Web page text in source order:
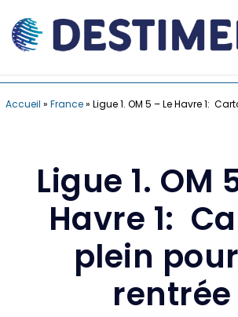
Accueil » France» Ligue 1. OM 5 – Le Havre 1:
Ligue 1. OM
Havre 1:
plein
rentrée